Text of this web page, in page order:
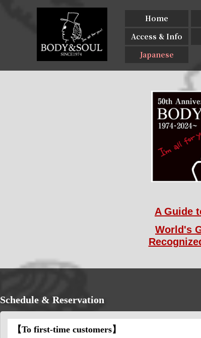
Home
Access & Info
Japanese
A Guide
World's
Schedule & Reservation
【To first-time customers】